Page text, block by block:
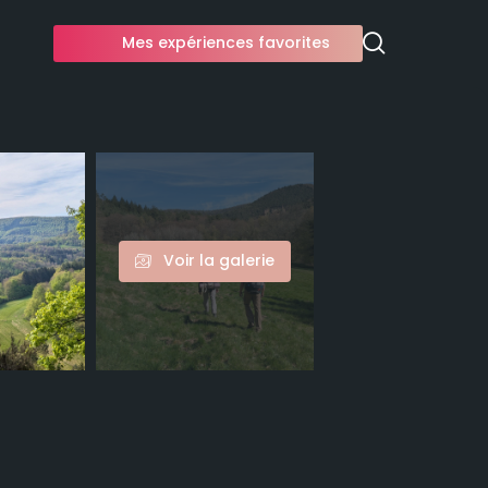
Mes expériences favorites
Voir la galerie